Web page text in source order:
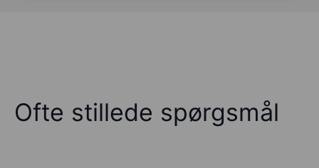
Ofte stillede spørgsmål